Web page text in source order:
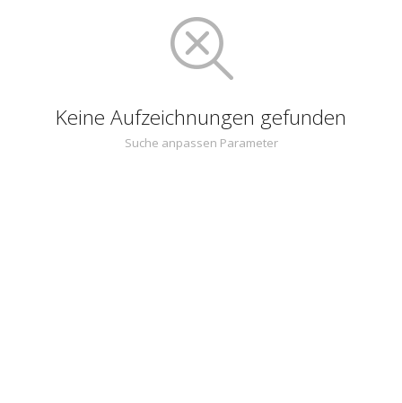
Keine Aufzeichnungen gefunden
Suche anpassen Parameter